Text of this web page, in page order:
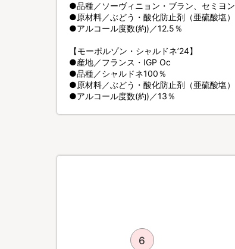
●品種／ソーヴィニョン・ブラン、セミヨン
●原材料／ぶどう・酸化防止剤（亜硫酸塩）
●アルコール度数(約)／12.5％
【モーポルゾン・シャルドネ’24】
●産地／フランス・IGP Oc
●品種／シャルドネ100％
●原材料／ぶどう・酸化防止剤（亜硫酸塩）
●アルコール度数(約)／13％
6